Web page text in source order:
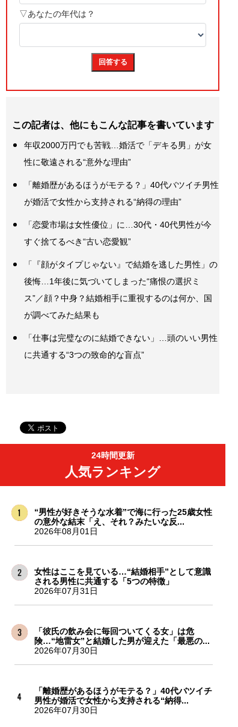
この記者は、他にもこんな記事を書いています
年収2000万円でも苦戦…婚活で「デキる男」が女
性に敬遠される“意外な理由”
「離婚歴があるほうがモテる？」40代バツイチ男性
が婚活で女性から支持される“納得の理由”
「恋愛市場は女性優位」に…30代・40代男性が今
すぐ捨てるべき“古い恋愛観”
「『顔がタイプじゃない』で結婚を逃した男性」の
後悔…1年後に気づいてしまった“痛恨の選択ミ
ス”／顔？中身？結婚相手に重視するのは何か、国
が調べてみた結果も
「仕事は完璧なのに結婚できない」…頭のいい男性
に共通する“3つの致命的な盲点”
24時間更新
人気ランキング
“男性が好きそうな水着”で海に行った25歳女性
の意外な結末「え、それ？みたいな反...
2026年08月01日
女性はここを見ている…“結婚相手”として意識
される男性に共通する「5つの特徴」
2026年07月31日
「彼氏の飲み会に毎回ついてくる女」は危
険…“地雷女”と結婚した男が迎えた「最悪の...
2026年07月30日
「離婚歴があるほうがモテる？」40代バツイチ
男性が婚活で女性から支持される“納得...
2026年07月30日